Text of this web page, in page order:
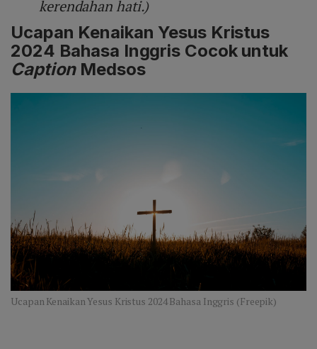
kerendahan hati.)
Ucapan Kenaikan Yesus Kristus
2024 Bahasa Inggris Cocok untuk
CaptionMedsos
Ucapan Kenaikan Yesus Kristus 2024 Bahasa Inggris (Freepik)